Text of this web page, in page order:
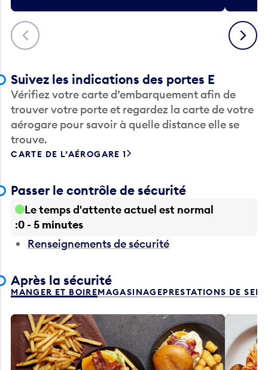
Précédent Suivant
Suivez les indications des portes E
Vérifiez votre carte d’embarquement afin de
trouver votre porte et regardez la carte de votre
aérogare pour savoir à quelle distance elle se
trouve.
CARTE DE L’AÉROGARE 1
Passer le contrôle de sécurité
Le temps d'attente actuel est normal
0 - 5 minutes
Renseignements de sécurité
Après la sécurité
MANGER ET BOIREMAGASINAGEPRESTATIONS DE